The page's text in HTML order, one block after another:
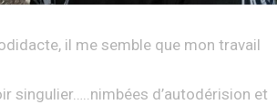
il me semble que mon travail
singulier…..nimbées d’autodérision et